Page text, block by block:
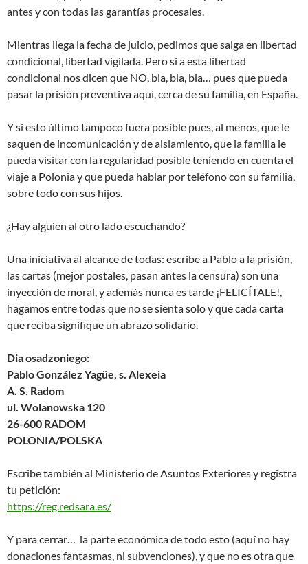
antes y con todas las garantías procesales.
Mientras llega la fecha de juicio, pedimos que salga en libertad
condicional, libertad vigilada. Pero si a esta libertad
condicional nos dicen que NO, bla, bla, bla… pues que pueda
pasar la prisión preventiva aquí, cerca de su familia, en España.
Y si esto último tampoco fuera posible pues, al menos, que le
saquen de incomunicación y de aislamiento, que la familia le
pueda visitar con la regularidad posible teniendo en cuenta el
viaje a Polonia y que pueda hablar por teléfono con su familia,
sobre todo con sus hijos.
¿Hay alguien al otro lado escuchando?
Una iniciativa al alcance de todas: escribe a Pablo a la prisión,
las cartas (mejor postales, pasan antes la censura) son una
inyección de moral, y además nunca es tarde ¡FELICÍTALE!,
hagamos entre todas que no se sienta solo y que cada carta
que reciba signifique un abrazo solidario.
Dia osadzoniego:
Pablo González Yagüe, s. Alexeia
A. S. Radom
ul. Wolanowska 120
26-600 RADOM
POLONIA/POLSKA
Escribe también al Ministerio de Asuntos Exteriores y registra
tu petición:
https://reg.redsara.es/
Y para cerrar… la parte económica de todo esto (aquí no hay
donaciones fantasmas, ni subvenciones), y que no es otra que